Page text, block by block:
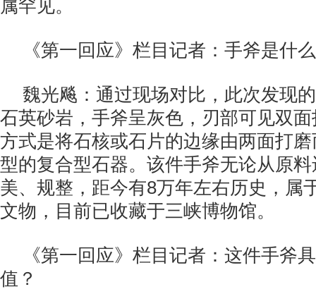
属罕见。
《第一回应》栏目记者：手斧是什
魏光飚：通过现场对比，此次发现
石英砂岩，手斧呈灰色，刃部可见双
方式是将石核或石片的边缘由两面打
型的复合型石器。该件手斧无论从原
美、规整，距今有8万年左右历史，属
文物，目前已收藏于三峡博物馆。
《第一回应》栏目记者：这件手斧
值？